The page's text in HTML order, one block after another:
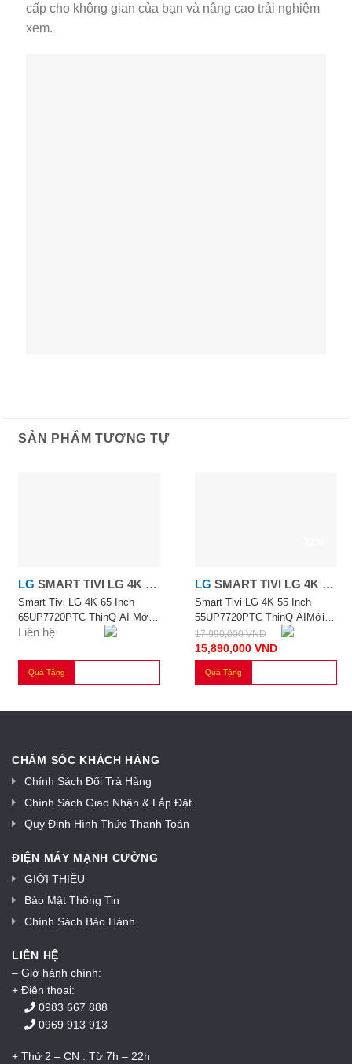
cấp cho không gian của bạn và nâng cao trải nghiệm
xem.
SẢN PHẨM TƯƠNG TỰ
LG SMART TIVI LG 4K 65
INCH 65UP7720PTC
Smart Tivi LG 4K 65 Inch
65UP7720PTC ThinQ AI Mới
2021
Liên hệ
Quà Tặng
LG SMART TIVI LG 4K 55
INCH 55UP7720PTC
THINQ AI
Smart Tivi LG 4K 55 Inch
55UP7720PTC ThinQ AIMới
2021
17,990,000VND
15,890,000 VND
Quà Tặng
CHĂM SÓC KHÁCH HÀNG
Chính Sách Đổi Trả Hàng
Chính Sách Giao Nhận & Lắp Đặt
Quy Định Hình Thức Thanh Toán
ĐIỆN MÁY MẠNH CƯỜNG
GIỚI THIỆU
Bảo Mật Thông Tin
Chính Sách Bảo Hành
LIÊN HỆ
– Giờ hành chính:
+ Điện thoại:
0983 667 888
0969 913 913
+ Thứ 2 – CN : Từ 7h – 22h